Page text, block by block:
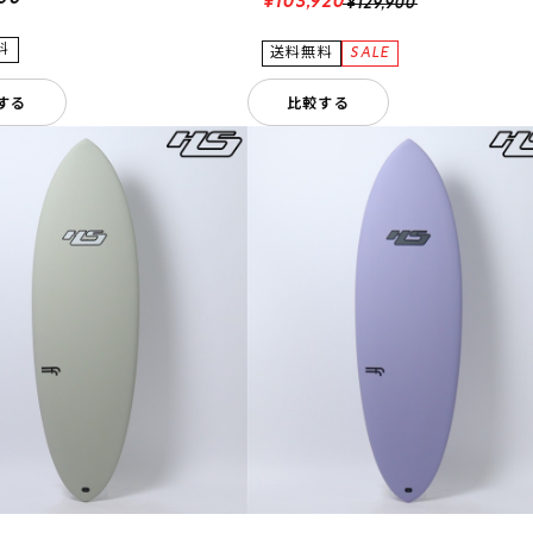
る
¥129,900
比較する